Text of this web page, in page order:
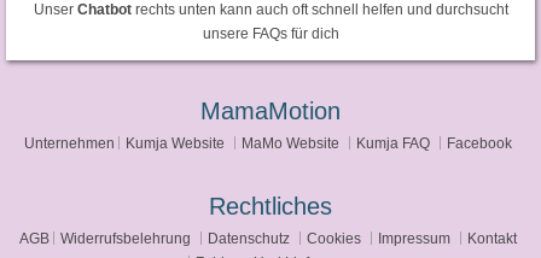
Unser Chatbotrechts unten kann auch oft schnell helfen und durchsucht
unsere FAQs für dich
MamaMotion
Unternehmen Kumja Website MaMo Website Kumja FAQ Facebook
Rechtliches
AGB Widerrufsbelehrung Datenschutz Cookies Impressum
Kontakt